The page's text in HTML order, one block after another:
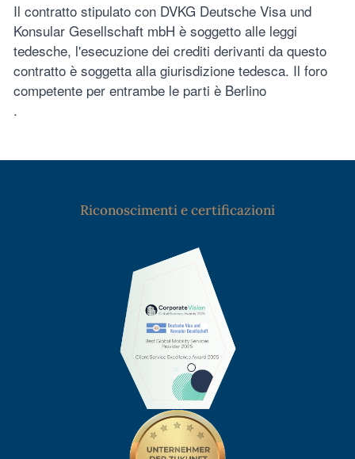
Il contratto stipulato con DVKG Deutsche Visa und
Konsular Gesellschaft mbH è soggetto alle leggi
tedesche, l'esecuzione dei crediti derivanti da questo
contratto è soggetta alla giurisdizione tedesca. Il foro
competente per entrambe le parti è Berlino
.
Riconoscimenti e certificazioni